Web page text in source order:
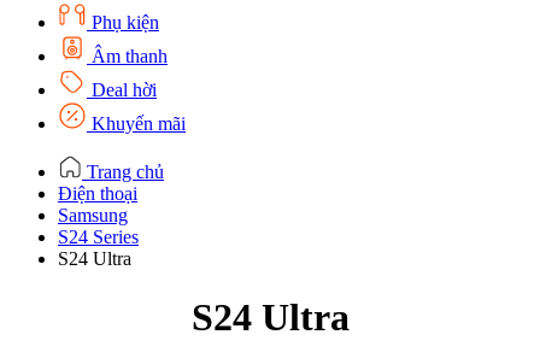
Phụ kiện
Âm thanh
Deal hời
Khuyến mãi
Trang chủ
Điện thoại
Samsung
S24 Series
S24 Ultra
S24 Ultra